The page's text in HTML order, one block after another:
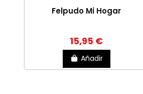
Felpudo Mi Hogar
15,95 €
Añadir